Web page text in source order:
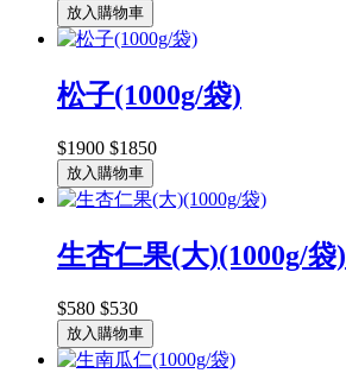
放入購物車
松子(1000g/袋)
$1900 $1850
放入購物車
生杏仁果(大)(1000g/袋)
$580 $530
放入購物車